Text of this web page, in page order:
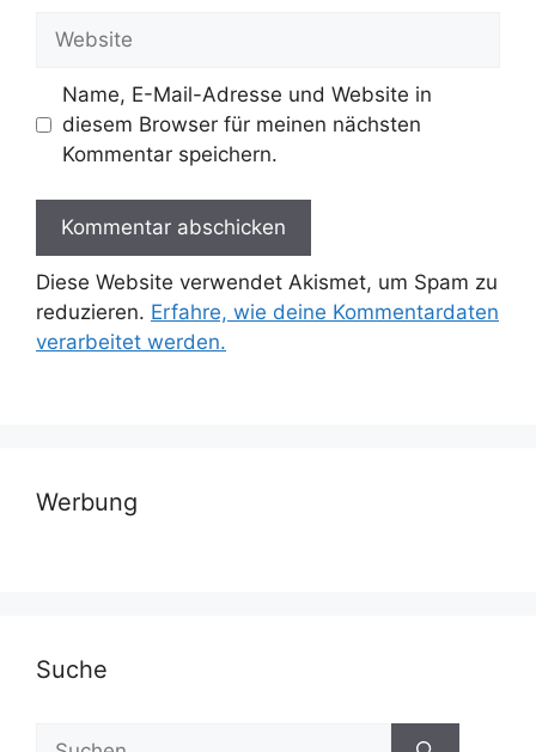
Name, E-Mail-Adresse und Website in
diesem Browser für meinen nächsten
Kommentar speichern.
Diese Website verwendet Akismet, um Spam zu
reduzieren. Erfahre, wie deine Kommentardaten
verarbeitet werden.
Werbung
Suche